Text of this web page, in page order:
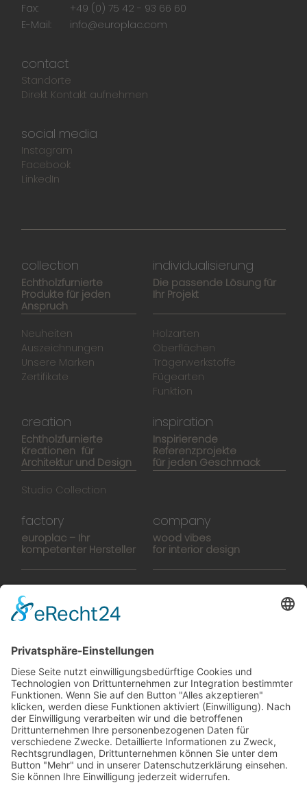
Fax:
+49 (0) 75 42 - 93 66 60
E-Mail:
info@europlac.com
contact
Standorte
Direkt Kontakt aufnehmen
social media
Instagram
Facebook
LinkedIn
collection
Echtholzfurnierte
Produkte für jeden
Anspruch
Neuheiten
Auszeichnungen
Unsere Marken
Zertifikate
individualisierung
Die passende Lösung für
Ihr Projekt
Holzarten
Oberflächen
Trägerwerkstoffe
Fügearten
Funktion
creation
Echtholzfurnierte
Kreationen für
Architektur und Design
Studio Collection
inspiration
Inspirierende
Referenzprojekte
für jeden Geschmack
factory
europlac – Ihr
kompetenter Hersteller
Hightech-Fertigung
Manufaktur
company
wood vibes
for interior design
europlacHOUSE
Karriere
Booklet
SalesTools
green vibes
Auf dem Weg in eine
lebenswerte Zukunft